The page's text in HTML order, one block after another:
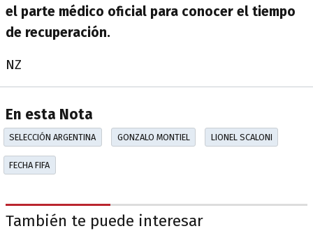
el parte médico oficial para conocer el tiempo
de recuperación.
NZ
En esta Nota
SELECCIÓN ARGENTINA GONZALO MONTIEL LIONEL SCALONI
FECHA FIFA
También te puede interesar